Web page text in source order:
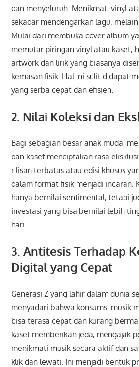
dan menyeluruh. Menikmati vinyl
sekadar mendengarkan lagu,
Mulai dari membuka cover album
memutar piringan vinyl atau kaset,
artwork dan lirik yang biasanya
kemasan fisik. Hal ini sulit didapat
yang serba cepat dan efisien.
2. Nilai Koleksi dan
Bagi sebagian besar anak muda,
dan kaset menciptakan rasa
rilisan terbatas atau edisi khusus
dalam format fisik menjadi incaran.
hanya bernilai sentimental, tetapi
investasi yang bisa bernilai lebih
hari.
3. Antitesis Terhadap
Digital yang Cepat
Generasi Z yang lahir dalam dunia
menyadari bahwa konsumsi musik
bisa terasa cepat dan kurang
kaset memberikan jeda, mengajak
menikmati musik secara aktif dan
klik dan lewati. Ini menjadi bentuk